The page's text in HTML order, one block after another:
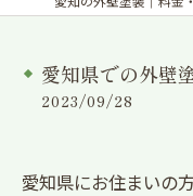
愛知県での外壁
2023/09/28
愛知県にお住まいの